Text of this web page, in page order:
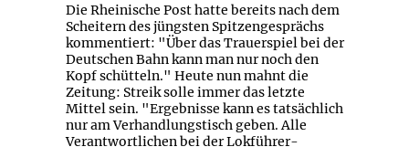
Die Rheinische Post hatte bereits nach dem
Scheitern des jüngsten Spitzengesprächs
kommentiert: "Über das Trauerspiel bei der
Deutschen Bahn kann man nur noch den
Kopf schütteln." Heute nun mahnt die
Zeitung: Streik solle immer das letzte
Mittel sein. "Ergebnisse kann es tatsächlich
nur am Verhandlungstisch geben. Alle
Verantwortlichen bei der Lokführer-